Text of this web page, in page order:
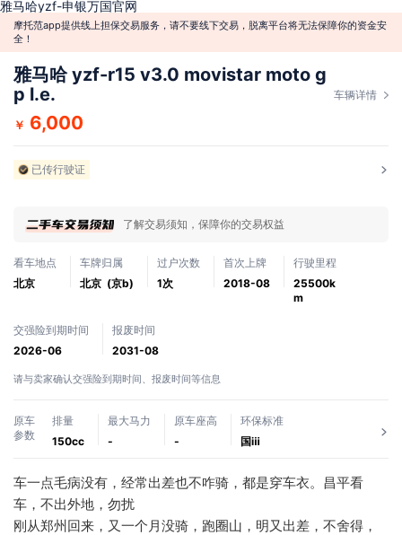
雅马哈yzf-申银万国官网
摩托范app提供线上担保交易服务，请不要线下交易，脱离平台将无法保障你的资金安
全！
雅马哈 yzf-r15 v3.0 movistar moto g
p l.e.
车辆详情
￥ 6,000
已传行驶证
了解交易须知，保障你的交易权益
看车地点
北京
车牌归属
北京 (京b)
过户次数
1次
首次上牌
2018-08
行驶里程
25500k
m
交强险到期时间
2026-06
报废时间
2031-08
请与卖家确认交强险到期时间、报废时间等信息
原车
参数
排量
150cc
最大马力
-
原车座高
-
环保标准
国ⅲ
车一点毛病没有，经常出差也不咋骑，都是穿车衣。昌平看
车，不出外地，勿扰
刚从郑州回来，又一个月没骑，跑圈山，明又出差，不舍得，